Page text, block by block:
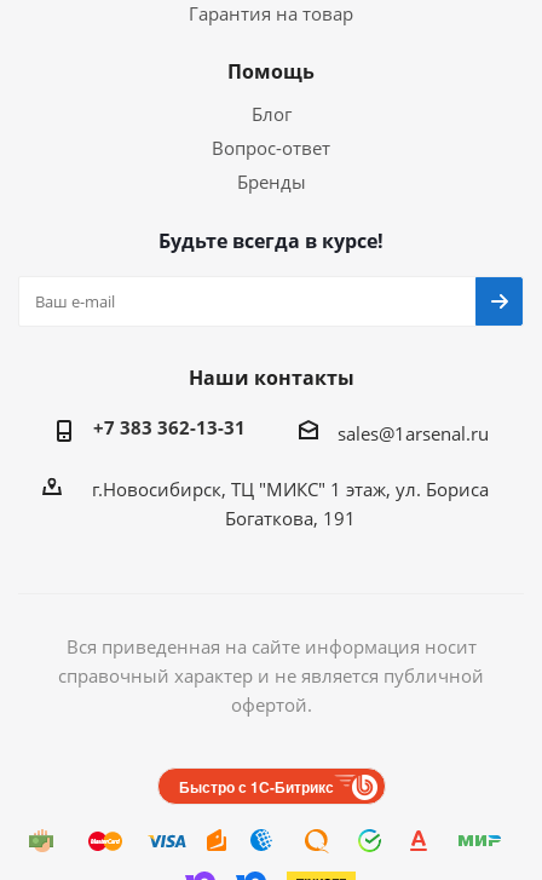
Гарантия на товар
Помощь
Блог
Вопрос-ответ
Бренды
Будьте всегда в курсе!
Наши контакты
+7 383 362-13-31 sales@1arsenal.ru
г.Новосибирск, ТЦ "МИКС" 1 этаж, ул. Бориса
Богаткова, 191
Вся приведенная на сайте информация носит
справочный характер и не является публичной
офертой.
Быстро с 1С-Битрикс